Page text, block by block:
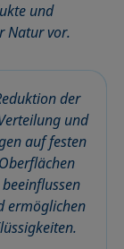
und
Natur vor.
der
und
auf festen
ermöglichen